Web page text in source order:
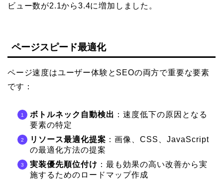
ビュー数が2.1から3.4に増加しました。
ページスピード最適化
ページ速度はユーザー体験とSEOの両方で重要な要素
です：
ボトルネック自動検出 ：速度低下の原因となる
要素の特定
リソース最適化提案 ：画像、CSS、JavaScript
の最適化方法の提案
実装優先順位付け ：最も効果の高い改善から実
施するためのロードマップ作成